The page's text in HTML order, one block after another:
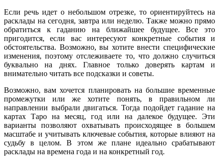
Если речь идет о небольшом отрезке, то ориентируйтесь на
расклады на сегодня, завтра или неделю. Также можно прямо
обратиться к гаданию на ближайшее будущее. Все это
пригодится, если вас интересуют конкретные события и
обстоятельства. Возможно, вы хотите внести специфические
изменения, поэтому отслеживаете то, что должно случиться
буквально на днях. Главное только доверять картам и
внимательно читать все подсказки и советы.
Возможно, вам хочется планировать на большие временные
промежутки или же хотите понять, в правильном ли
направлении выбрали двигаться. Тогда подойдет гадание на
картах Таро на месяц, год или на далекое будущее. Эти
варианты позволяют охватывать происходящее в большем
масштабе и учитывать ключевые события, которые влияют на
судьбу в целом. В этом же плане идеально срабатывают
расклады на времена года и на конкретный год.